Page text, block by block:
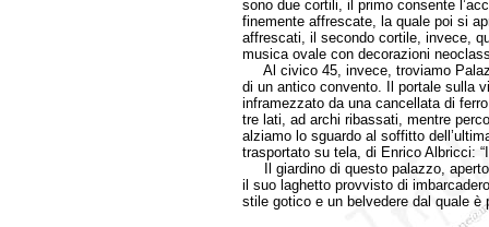
sono due cortili, il primo consente
finemente affrescate, la quale poi si
affrescati, il secondo cortile, invece,
musica ovale con decorazioni
Al civico 45, invece, troviamo
di un antico convento. Il portale sulla
inframezzato da una cancellata di
tre lati, ad archi ribassati, mentre
alziamo lo sguardo al soffitto
trasportato su tela, di Enrico Albricci:
Il giardino di questo palazzo, aperto
il suo laghetto provvisto di
stile gotico e un belvedere dal quale